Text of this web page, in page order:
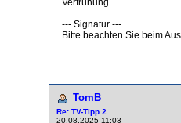
--- Signatur ---
Bitte beachten Sie beim
TomB
Re: TV-Tipp 2
20.08.2025 11:03